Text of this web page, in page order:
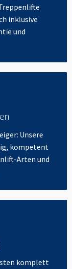
inklusive
und
Unsere
kompetent
Arten und
komplett